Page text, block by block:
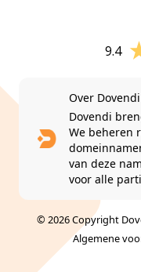
9.4
Over Dovendi
Dovendi
We beheren
van deze
voor alle
© 2026 Copyright
Algemene